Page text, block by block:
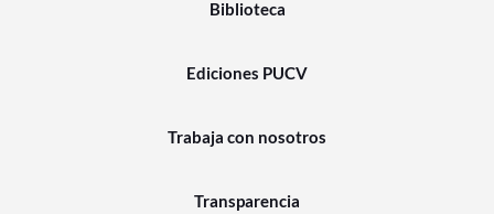
Biblioteca
Ediciones PUCV
Trabaja con nosotros
Transparencia